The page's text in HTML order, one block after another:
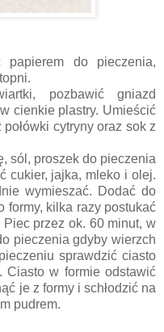
papierem do pieczenia,
pozbawić gniazd
cienkie plastry. Umieścić
cytryny oraz sok z
sól, proszek do pieczenia
cukier, jajka, mleko i olej.
wymieszać. Dodać do
formy, kilka razy postukać
przez ok. 60 minut, w
pieczenia gdyby wierzch
sprawdzić ciasto
Ciasto w formie odstawić
je z formy i schłodzić na
pudrem.